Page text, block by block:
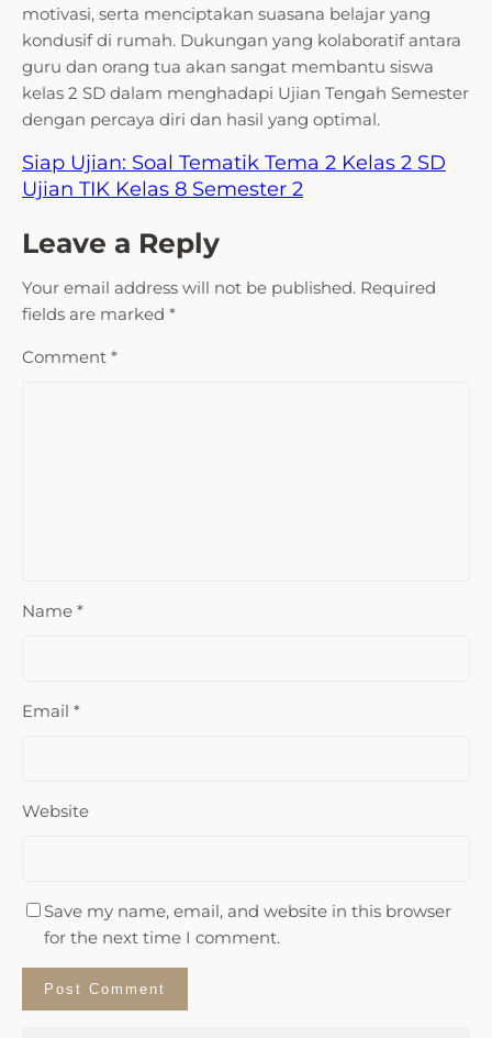
motivasi, serta menciptakan suasana belajar yang
kondusif di rumah. Dukungan yang kolaboratif antara
guru dan orang tua akan sangat membantu siswa
kelas 2 SD dalam menghadapi Ujian Tengah Semester
dengan percaya diri dan hasil yang optimal.
Siap Ujian: Soal Tematik Tema 2 Kelas 2 SD
Ujian TIK Kelas 8 Semester 2
Leave a Reply
Your email address will not be published. Required
fields are marked *
Comment *
Name *
Email *
Website
Save my name, email, and website in this browser
for the next time I comment.